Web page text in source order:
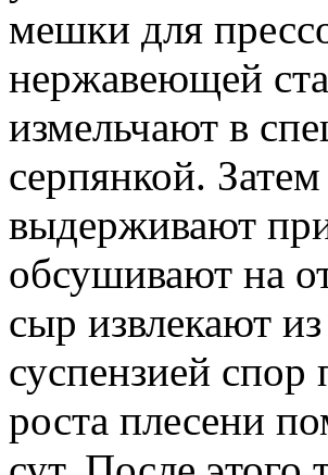
мешки для
нержавеющей
измельчают в
серпянкой.
выдерживают
обсушивают на
сыр извлекают
суспензией спор
роста плесени